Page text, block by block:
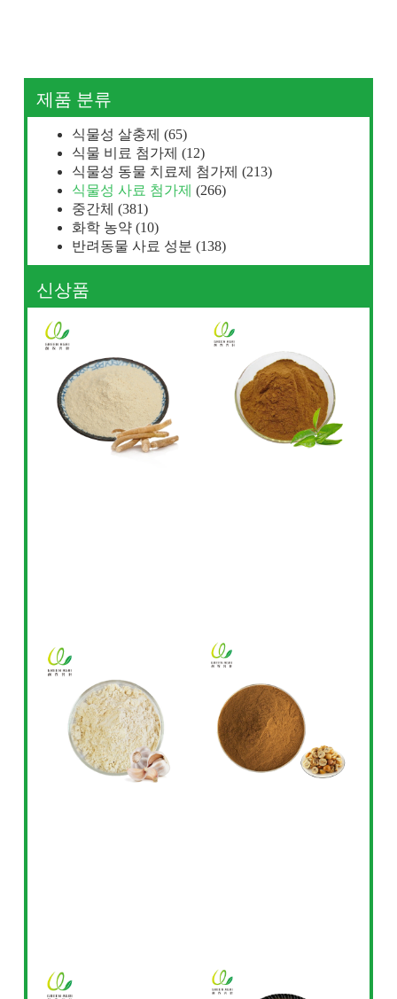
제품 분류
식물성 살충제 (65)
식물 비료 첨가제 (12)
식물성 동물 치료제 첨가제 (213)
식물성 사료 첨가제 (266)
중간체 (381)
화학 농약 (10)
반려동물 사료 성분 (138)
신상품